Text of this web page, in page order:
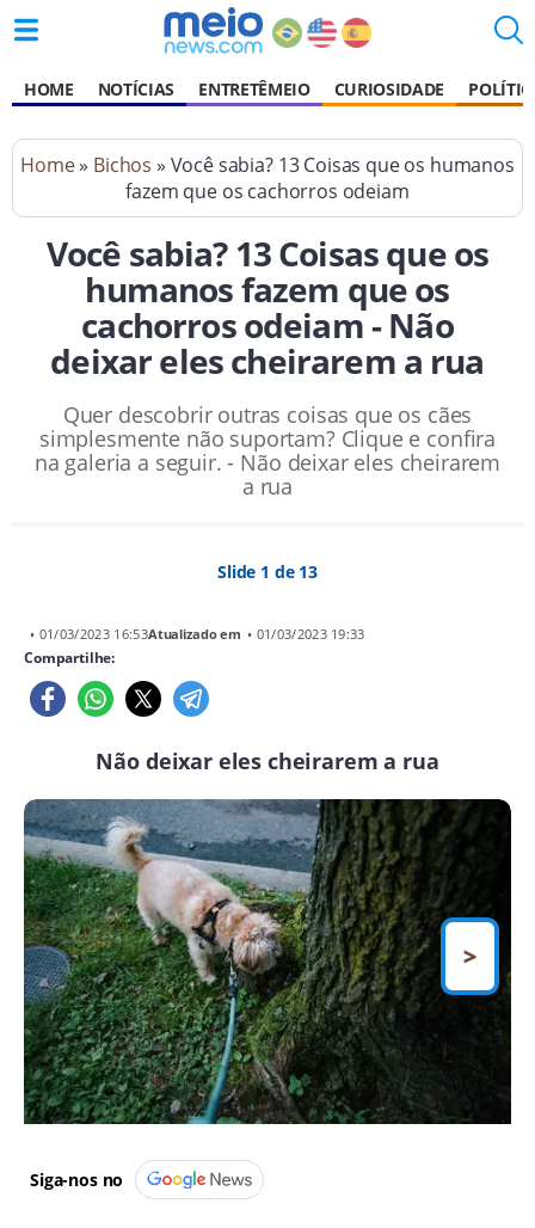
HOME NOTÍCIAS ENTRETÊMEIO CURIOSIDADE
Home» Bichos » Você sabia? 13 Coisas que os humanos
fazem que os cachorros odeiam
Você sabia? 13 Coisas que os
humanos fazem que os
cachorros odeiam - Não
deixar eles cheirarem a rua
Quer descobrir outras coisas que os cães
simplesmente não suportam? Clique e confira
na galeria a seguir. - Não deixar eles cheirarem
a rua
Slide 1 de 13
• 01/03/2023 16:53Atualizado em • 01/03/2023 19:33
Compartilhe:
Não deixar eles cheirarem a rua
>
Siga-nos no